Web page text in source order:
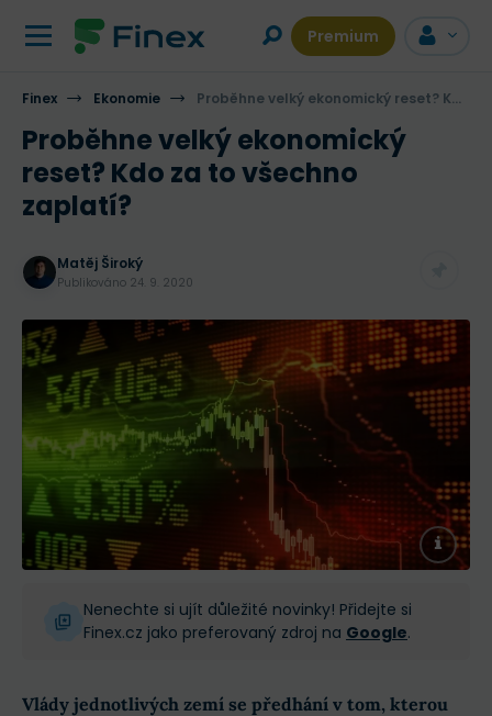
Premium
Finex Ekonomie Proběhne velký ekonomický reset? Kdo za to všechno zaplatí?
Proběhne velký ekonomický
reset? Kdo za to všechno
zaplatí?
Matěj Široký
Publikováno 24. 9. 2020
Nenechte si ujít důležité novinky! Přidejte si
Finex.cz jako preferovaný zdroj na Google.
Vlády jednotlivých zemí se předhání v tom, kterou